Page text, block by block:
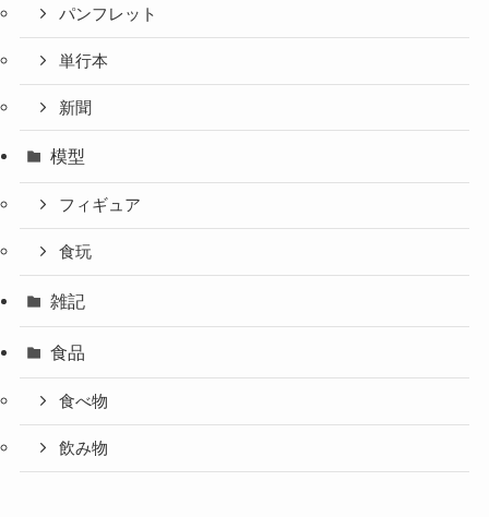
パンフレット
単行本
新聞
模型
フィギュア
食玩
雑記
食品
食べ物
飲み物